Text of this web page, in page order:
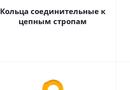
Кольца соединительные к
цепным стропам